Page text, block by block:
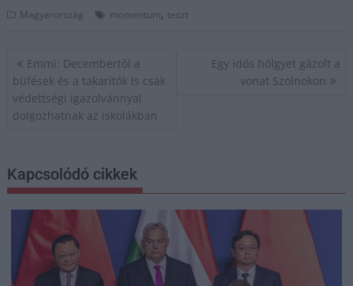
Magyarország momentum, teszt
Bejegyzés
navigáció
Emmi: Decembertől a
büfések és a takarítók is csak
védettségi igazolvánnyal
dolgozhatnak az iskolákban
Egy idős hölgyet gázolt a
vonat Szolnokon
Kapcsolódó cikkek